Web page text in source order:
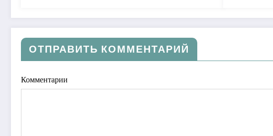
ОТПРАВИТЬ КОММЕНТАРИЙ
Комментарии